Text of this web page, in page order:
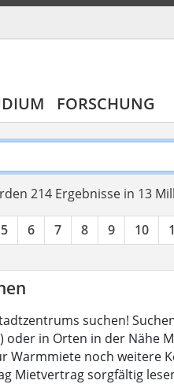
FORSCHUNG
214 Ergebnisse in 13
5 6 7 8 9 10
suchen!
oder in Orten in der Nähe
Warmmiete noch weitere
Mietvertrag sorgfältig